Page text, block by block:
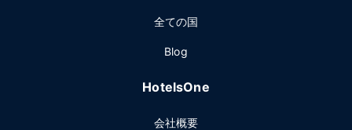
全ての国
Blog
HotelsOne
会社概要